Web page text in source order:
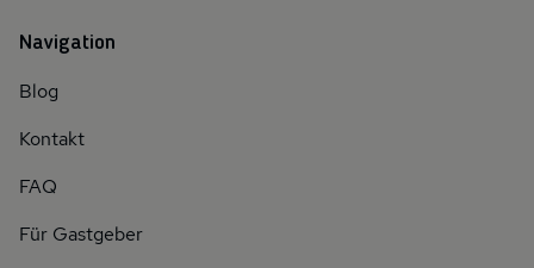
Navigation
Blog
Kontakt
FAQ
Für Gastgeber